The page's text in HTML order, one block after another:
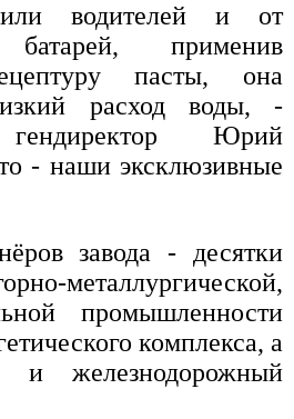
водителей и от
батарей, применив
пасты, она
расход воды, -
гендиректор Юрий
- наши эксклюзивные
завода - десятки
металлургической,
промышленности
комплекса, а
и железнодорожный